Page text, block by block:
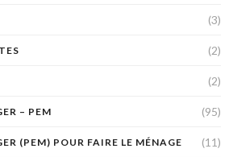
(3)
(2)
(2)
– PEM (95)
(PEM) POUR FAIRE LE MÉNAGE (11)